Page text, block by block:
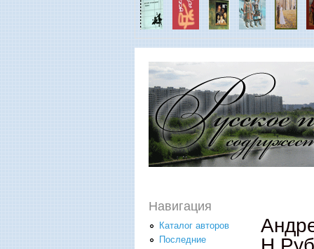
Навигация
Каталог авторов
Последние